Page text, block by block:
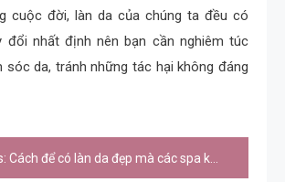
cuộc đời, làn da của chúng ta đều có
đổi nhất định nên bạn cần nghiêm túc
sóc da, tránh những tác hại không đáng
Cách để có làn da đẹp mà các spa không muốn nói cho bạn biết